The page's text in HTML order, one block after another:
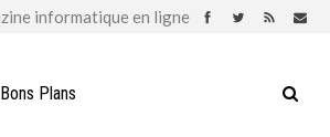
Bons Plans